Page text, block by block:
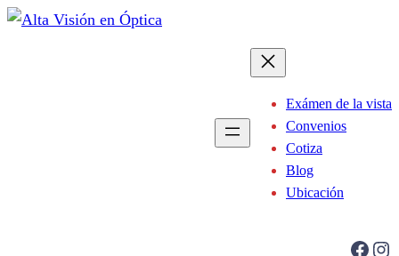
Saltar
Exámen de la vista
Convenios
Cotiza
Blog
Ubicación
Facebook Instagram